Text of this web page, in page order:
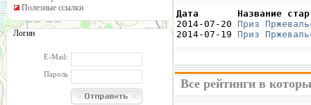
Полезные ссылки
Логин
E-Mail:
Пароль
Дата       Название
2014-07-20 Приз
2014-07-19 Приз
Все рейтинги в